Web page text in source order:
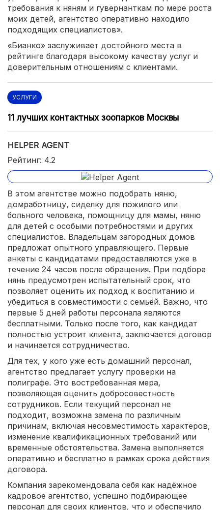
требования к няням и гувернанткам по мере роста
моих детей, агентство оперативно находило
подходящих специалистов».
«Бианко» заслуживает достойного места в
рейтинге благодаря высокому качеству услуг и
доверительным отношениям с клиентами.
УСЛУГИ
11 лучших контактных зоопарков Москвы
HELPER AGENT
Рейтинг: 4.2
В этом агентстве можно подобрать няню,
домработницу, сиделку для пожилого или
больного человека, помощницу для мамы, няню
для детей с особыми потребностями и других
специалистов. Владельцам загородных домов
предложат опытного управляющего. Первые
анкеты с кандидатами предоставляются уже в
течение 24 часов после обращения. При подборе
нянь предусмотрен испытательный срок, что
позволяет оценить их подход к воспитанию и
убедиться в совместимости с семьёй. Важно, что
первые 5 дней работы персонала являются
бесплатными. Только после того, как кандидат
полностью устроит клиента, заключается договор
и начинается сотрудничество.
Для тех, у кого уже есть домашний персонал,
агентство предлагает услугу проверки на
полиграфе. Это востребованная мера,
позволяющая оценить добросовестность
сотрудников. Если текущий персонал не
подходит, возможна замена по различным
причинам, включая несовместимость характеров,
изменение квалификационных требований или
временные обстоятельства. Замена выполняется
оперативно и бесплатно в рамках срока действия
договора.
Компания зарекомендовала себя как надёжное
кадровое агентство, успешно подбирающее
персонал для своих клиентов, что и обеспечило